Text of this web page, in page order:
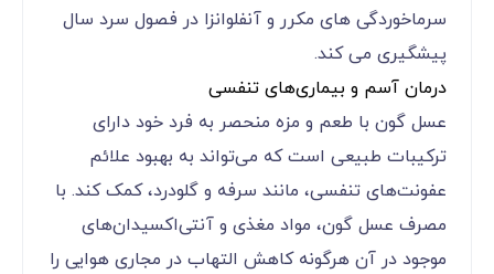
سرماخوردگی های مکرر و آنفلوانزا در فصول سرد سال
پیشگیری می کند.
درمان آسم و بیماری‌های تنفسی
عسل گون با طعم و مزه منحصر به فرد خود دارای
ترکیبات طبیعی است که می‌تواند به بهبود علائم
عفونت‌های تنفسی، مانند سرفه و گلودرد، کمک کند. با
مصرف عسل گون، مواد مغذی و آنتی‌اکسیدان‌های
موجود در آن هرگونه کاهش التهاب در مجاری هوایی را